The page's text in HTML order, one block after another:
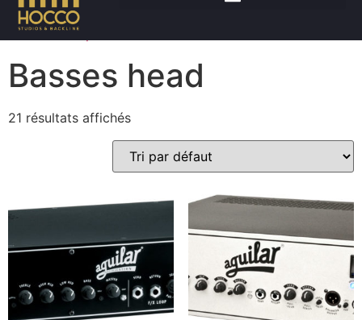
Accueil/Amplis
Basses head
21 résultats affichés